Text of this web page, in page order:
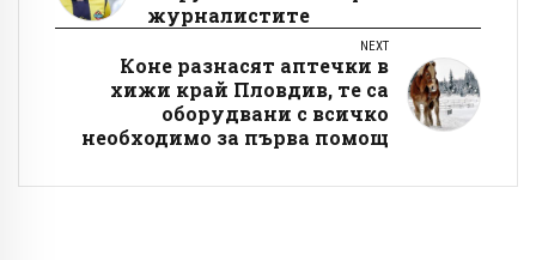
журналистите
NEXT
Коне разнасят аптечки в
хижи край Пловдив, те са
оборудвани с всичко
необходимо за първа помощ